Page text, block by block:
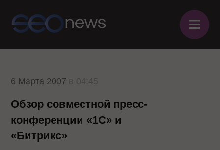
≡
6 Марта 2007
Обзор совместной пресс-
конференции «1С» и
«Битрикс»